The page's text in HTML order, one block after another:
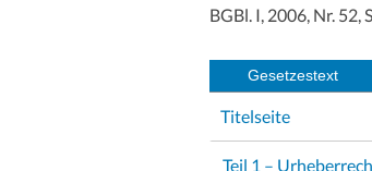
BGBl. I, 2006, Nr.
Gesetzestext
Titelseite
Teil 1 –